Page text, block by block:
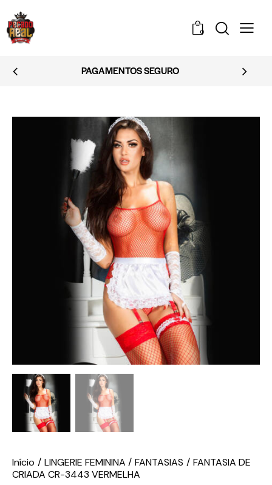
0
EMBALAGEM DISCRETA
Início LINGERIE FEMININA FANTASIAS
FANTASIA DE
CRIADA CR-3443 VERMELHA